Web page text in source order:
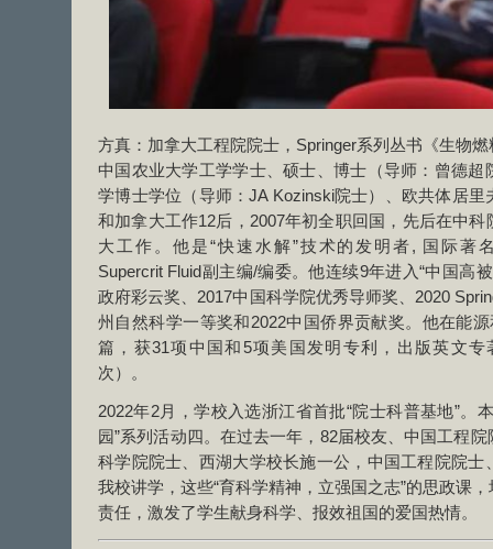
方真：加拿大工程院院士，Springer系列丛书《生物
中国农业大学工学学士、硕士、博士（导师：曾德超
学博士学位（导师：JA Kozinski院士）、欧共体居
和加拿大工作12后，2007年初全职回国，先后在中
大工作。他是“快速水解”技术的发明者, 国际著
Supercrit Fluid副主编/编委。他连续9年进入“中国高
政府彩云奖、2017中国科学院优秀导师奖、2020
州自然科学一等奖和2022中国侨界贡献奖。他在能
篇，获31项中国和5项美国发明专利，出版英文专
次）。
2022年2月，学校入选浙江省首批“院士科普基地”。
园”系列活动四。在过去一年，82届校友、中国工程
科学院院士、西湖大学校长施一公，中国工程院院士
我校讲学，这些“育科学精神，立强国之志”的思政课
责任，激发了学生献身科学、报效祖国的爱国热情。